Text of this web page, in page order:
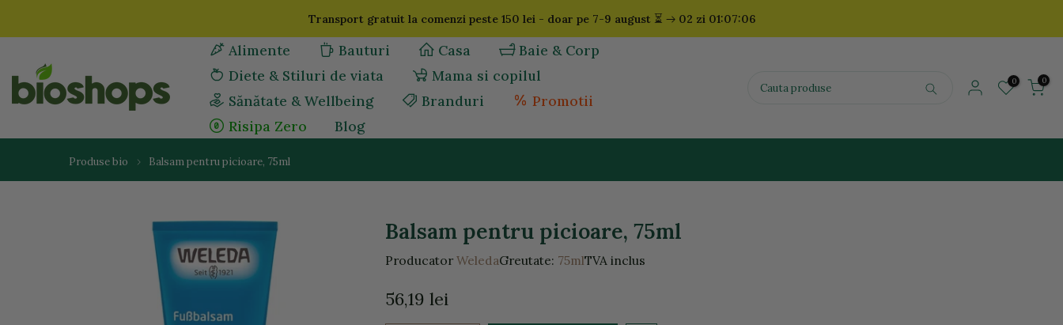
la
Transport gratuit la comenzi peste 150 lei - doar pe 7-9 august ⏳ 02 zi 01:07:05
Alimente Bauturi Casa
Baie & Corp
Diete & Stiluri de viata
Mama si copilul
Sănătate & Wellbeing
Branduri
Promotii
Risipa Zero
Blog
0 0
Produse bio Balsam pentru picioare, 75ml
Balsam pentru picioare, 75ml
Producator WeledaGreutate: 75mlTVA inclus
56,19 lei